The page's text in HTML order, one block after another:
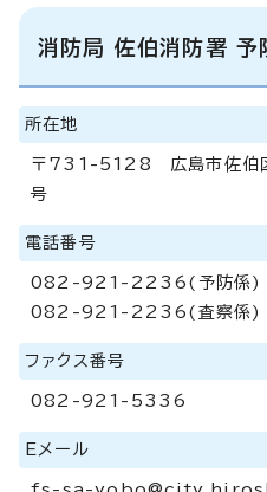
消防局 佐伯消防署 予
所在地
〒731-5128 広島市佐伯
号
電話番号
082-921-2236(予防係)
082-921-2236(査察係)
ファクス番号
082-921-5336
Eメール